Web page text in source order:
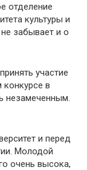
отделение
культуры и
забывает и о
участие
в
незамеченным.
и перед
Молодой
очень высока,